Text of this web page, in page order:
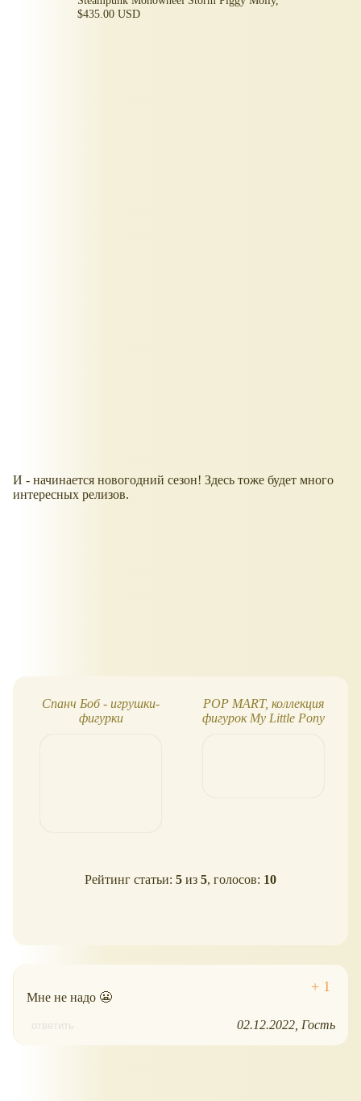
$435.00 USD
И - начинается новогодний сезон! Здесь тоже будет много
интересных релизов.
Спанч Боб - игрушки-
фигурки
POP MART, коллекция
фигурок My Little Pony
Рейтинг статьи: 5 из 5, голосов: 10
Мне не надо 😬
ответить 02.12.2022 Гость